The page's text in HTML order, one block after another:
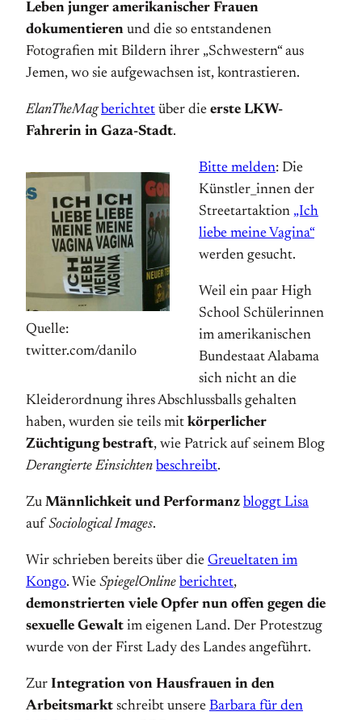
Leben junger amerikanischer Frauen
dokumentieren und die so entstandenen
Fotografien mit Bildern ihrer „Schwestern“ aus
Jemen, wo sie aufgewachsen ist, kontrastieren.
ElanTheMag berichtet über die erste LKW-
Fahrerin in Gaza-Stadt.
Quelle:
twitter.com/danilo
Bitte melden: Die
Künstler_innen der
Streetartaktion „Ich
liebe meine Vagina“
werden gesucht.
Weil ein paar High
School Schülerinnen
im amerikanischen
Bundestaat Alabama
sich nicht an die
Kleiderordnung ihres Abschlussballs gehalten
haben, wurden sie teils mit körperlicher
Züchtigung bestraft, wie Patrick auf seinem Blog
Derangierte Einsichten beschreibt.
Zu Männlichkeit und Performanz bloggt Lisa
auf Sociological Images.
Wir schrieben bereits über die Greueltaten im
Kongo. Wie SpiegelOnline berichtet,
demonstrierten viele Opfer nun offen gegen die
sexuelle Gewalt im eigenen Land. Der Protestzug
wurde von der First Lady des Landes angeführt.
Zur Integration von Hausfrauen in den
Arbeitsmarkt schreibt unsere Barbara für den